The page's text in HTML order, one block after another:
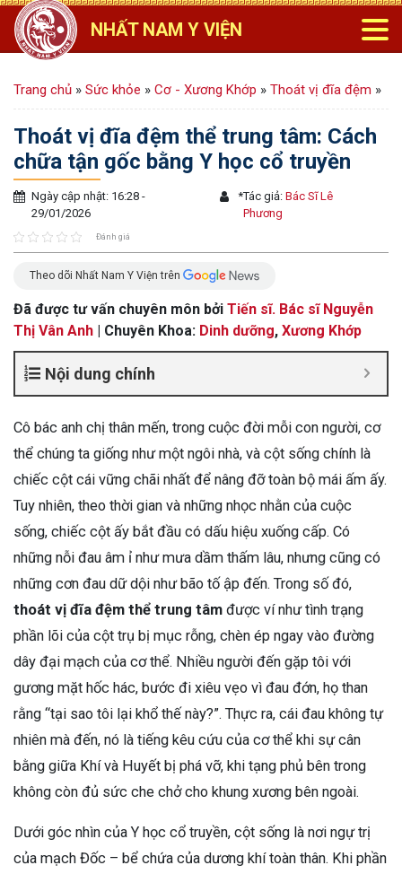
NHẤT NAM Y VIỆN
Trang chủ » Sức khỏe » Cơ - Xương Khớp » Thoát vị đĩa đệm »
Thoát vị đĩa đệm thể trung tâm: Cách
chữa tận gốc bằng Y học cổ truyền
Ngày cập nhật: 16:28 -
29/01/2026
*Tác giả:Bác Sĩ Lê
Phương
Đánh giá
Theo dõi Nhất Nam Y Viện trên
Đã được tư vấn chuyên môn bởi Tiến sĩ. Bác sĩ Nguyễn
Thị Vân Anh | Chuyên Khoa: Dinh dưỡng, Xương Khớp
Nội dung chính
Cô bác anh chị thân mến, trong cuộc đời mỗi con người, cơ
thể chúng ta giống như một ngôi nhà, và cột sống chính là
chiếc cột cái vững chãi nhất để nâng đỡ toàn bộ mái ấm ấy.
Tuy nhiên, theo thời gian và những nhọc nhằn của cuộc
sống, chiếc cột ấy bắt đầu có dấu hiệu xuống cấp. Có
những nỗi đau âm ỉ như mưa dầm thấm lâu, nhưng cũng có
những cơn đau dữ dội như bão tố ập đến. Trong số đó,
thoát vị đĩa đệm thể trung tâm được ví như tình trạng
phần lõi của cột trụ bị mục rỗng, chèn ép ngay vào đường
dây đại mạch của cơ thể. Nhiều người đến gặp tôi với
gương mặt hốc hác, bước đi xiêu vẹo vì đau đớn, họ than
rằng “tại sao tôi lại khổ thế này?”. Thực ra, cái đau không tự
nhiên mà đến, nó là tiếng kêu cứu của cơ thể khi sự cân
bằng giữa Khí và Huyết bị phá vỡ, khi tạng phủ bên trong
không còn đủ sức che chở cho khung xương bên ngoài.
Dưới góc nhìn của Y học cổ truyền, cột sống là nơi ngự trị
của mạch Đốc – bể chứa của dương khí toàn thân. Khi phần